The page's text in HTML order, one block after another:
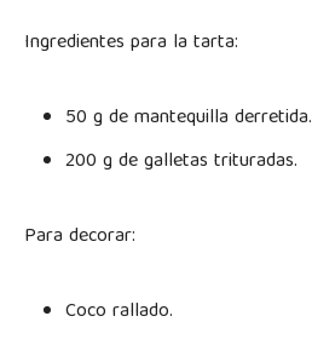
Ingredientes para la tarta:
50 g de mantequilla derretida.
200 g de galletas trituradas.
Para decorar:
Coco rallado.